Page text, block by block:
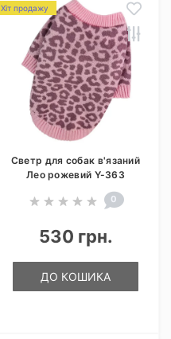
Хіт продажу
Светр для собак в'язаний
Лео рожевий Y-363
0
530 грн.
ДО КОШИКА